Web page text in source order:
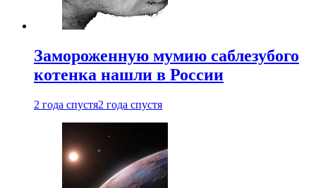
Замороженную мумию саблезубого
котенка нашли в России
2 года спустя2 года спустя